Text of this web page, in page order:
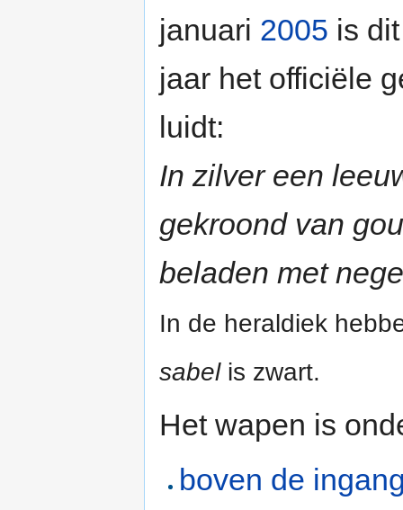
januari 2005 is
jaar het officiële
luidt:
In zilver een
gekroond van
beladen met
In de heraldiek
sabelis zwart.
Het wapen is
boven de